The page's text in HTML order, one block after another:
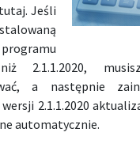
Jeśli
2.1.1.2020,
a następnie
wersji 2.1.1.2020
automatycznie.